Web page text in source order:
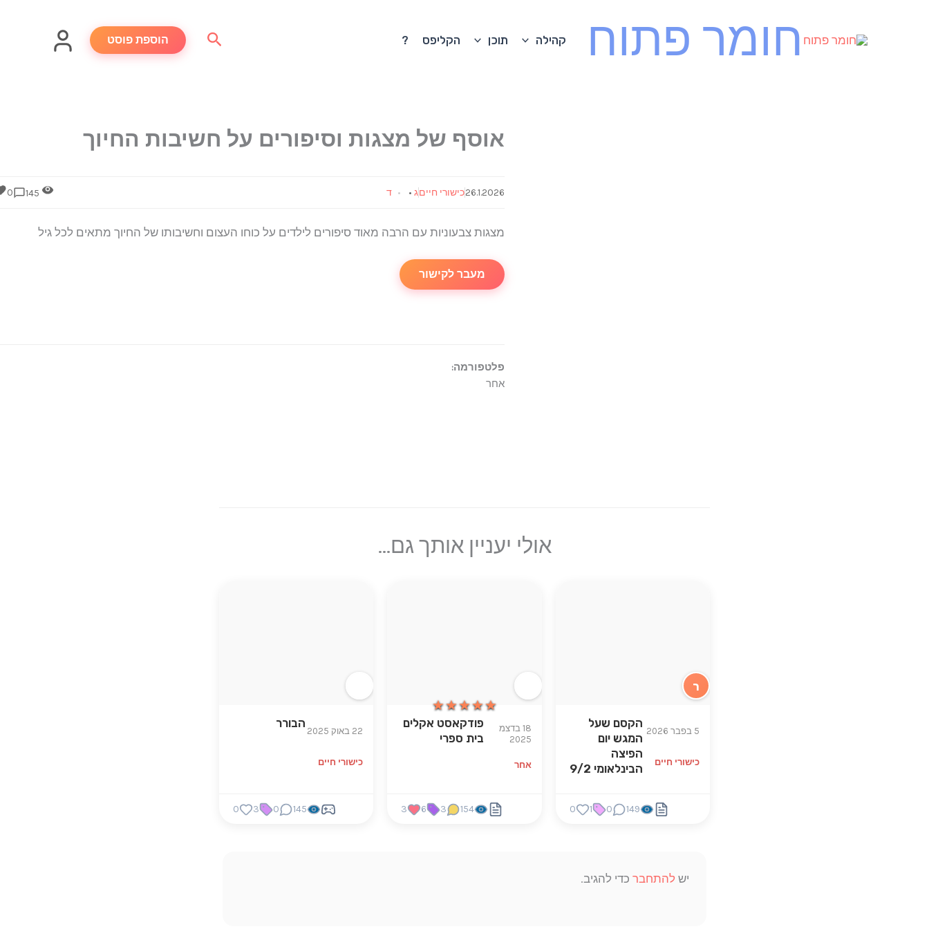
חומר פתוח קהילה תוכן הקליפס ? חיפוש הוספת פוסט
אוסף של מצגות וסיפורים על חשיבות החיוך
26.1.2026כישורי חייםג • ד 0
מצגות צבעוניות עם הרבה מאוד סיפורים לילדים על כוחו העצום וחשיבותו של החיוך מתאים לכל גיל
מעבר לקישור
פלטפורמה:
אחר
אולי יעניין אותך גם...
ר
5 בפבר 2026
כישורי חיים
הקסם שעל
המגש יום
הפיצה
הבינלאומי 9/2
149
0
1
0
★★★★★
★★★★★
18 בדצמ
2025
אחר
פודקאסט אקלים
בית ספרי
154
3
6
3
22 באוק 2025
כישורי חיים
הבורר
145
0
3
0
יש להתחבר כדי להגיב.